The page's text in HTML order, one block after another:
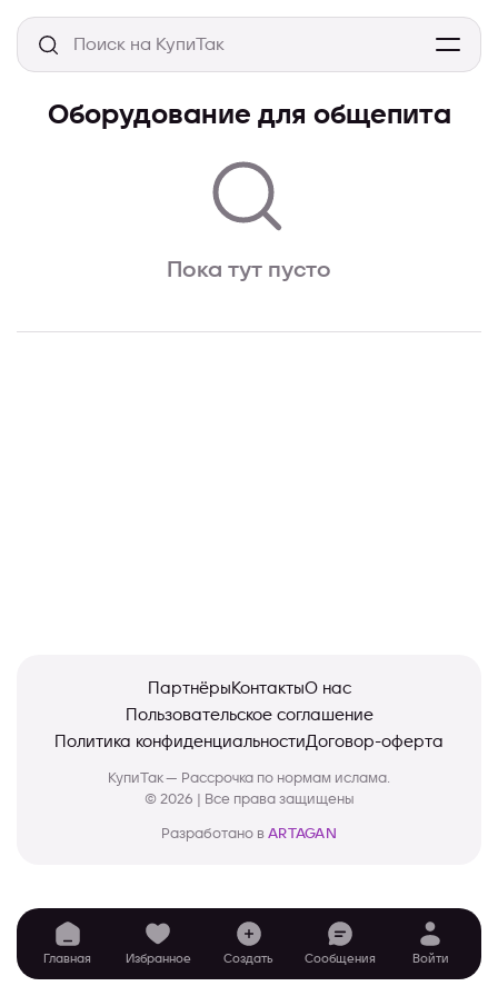
Оборудование для общепита
Пока тут пусто
ПартнёрыКонтактыО нас
Пользовательское соглашение
Политика конфиденциальностиДоговор-оферта
КупиТак — Рассрочка по нормам ислама.
© 2026 | Все права защищены
Разработано в ARTAGAN
Главная Избранное Создать Сообщения Войти